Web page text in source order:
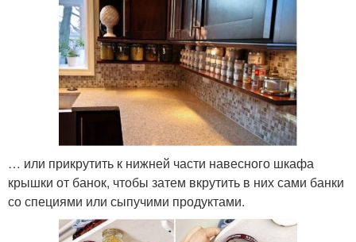
… или прикрутить к нижней части навесного шкафа
крышки от банок, чтобы затем вкрутить в них сами банки
со специями или сыпучими продуктами.